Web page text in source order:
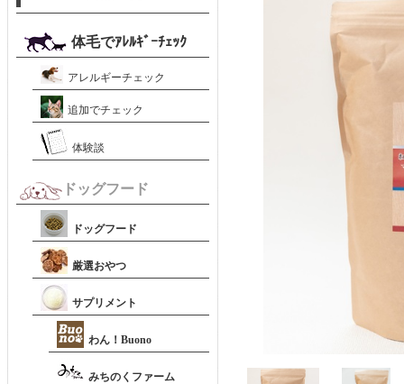
体毛でｱﾚﾙｷﾞｰﾁｪｯｸ
アレルギーチェック
追加でチェック
体験談
ドッグフード
ドッグフード
厳選おやつ
サプリメント
わん！Buono
みちのくファーム